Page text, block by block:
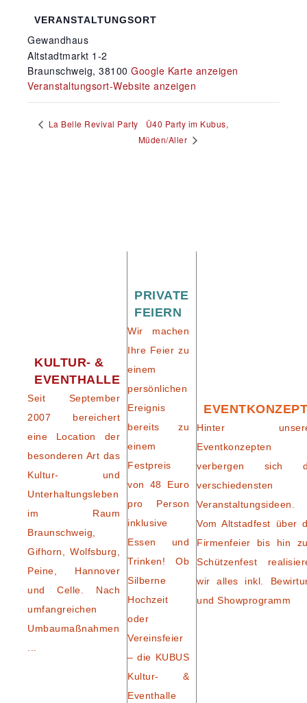
VERANSTALTUNGSORT
Gewandhaus
Altstadtmarkt 1-2
Braunschweig, 38100 Google Karte anzeigen
Veranstaltungsort-Website anzeigen
La Belle Revival Party
Ü40 Party im Kubus,
Müden/Aller
KULTUR- &
EVENTHALLE
Seit September
2007 bereichert
eine Location der
besonderen Art das
Kultur- und
Unterhaltungsleben
im Raum
Braunschweig,
Gifhorn, Wolfsburg,
Peine, Hannover
und Celle. Nach
umfangreichen
Umbaumaßnahmen
PRIVATE
FEIERN
Wir machen
Ihre Feier zu
einem
persönlichen
Ereignis
bereits zu
einem
Festpreis
von 48 Euro
pro Person
inklusive
Essen und
Trinken! Ob
Silberne
Hochzeit
oder
Vereinsfeier
– die KUBUS
Kultur- &
Eventhalle
Hinter
Eventkonzepten
verbergen sich
verschiedensten
Veranstaltungsideen.
Vom Altstadfest über
Firmenfeier bis hin
Schützenfest
wir alles inkl.
und Showprogramm